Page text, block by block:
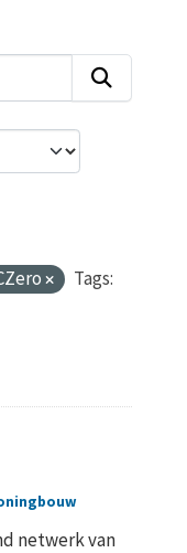
Tags:
netwerk van